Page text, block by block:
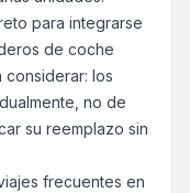
para integrarse
de coche
considerar: los
no de
su reemplazo sin
frecuentes en